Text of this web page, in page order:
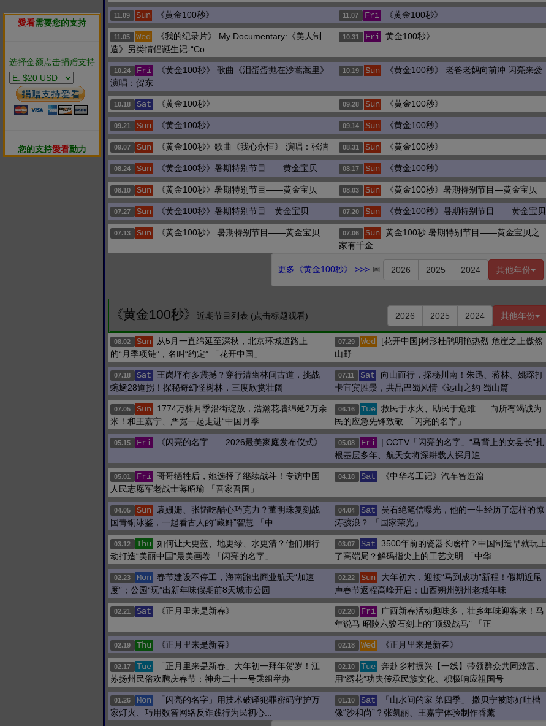
愛看需要您的支持
选择金额点击捐赠支持
您的支持愛看動力
11.09 Sun 《黄金100秒》 11.07 Fri 《黄金100秒》
11.05 Wed
《我的纪录片》 My Documentary:《美人制
造》另类情侣诞生记-“Co
10.31 Fri 黄金100秒》
10.24 Fri
《黄金100秒》 歌曲《泪蛋蛋抛在沙蒿蒿里》
演唱：贺东
10.19 Sun 《黄金100秒》 老爸老妈向前冲 闪亮来袭
10.18 Sat 《黄金100秒》 09.28 Sun 《黄金100秒》
09.21 Sun 《黄金100秒》 09.14 Sun 《黄金100秒》
09.07 Sun 《黄金100秒》歌曲《我心永恒》 演唱：张洁 08.31 Sun 《黄金100秒》
08.24 Sun 《黄金100秒》暑期特别节目——黄金宝贝 08.17 Sun 《黄金100秒》
08.10 Sun 《黄金100秒》暑期特别节目——黄金宝贝 08.03 Sun 《黄金100秒》暑期特别节目—黄金宝贝
07.27 Sun 《黄金100秒》暑期特别节目—黄金宝贝 07.20 Sun 《黄金100秒》暑期特别节目——黄金宝贝
07.13 Sun 《黄金100秒》 暑期特别节目——黄金宝贝 07.06 Sun
黄金100秒 暑期特别节目——黄金宝贝之
家有千金
更多《黄金100秒》 >>> 📅 2026 2025 2024 其他年份
《黄金100秒》 近期节目列表 (点击标题观看) 2026 2025 2024 其他年份
08.02 Sun
从5月一直绵延至深秋，北京环城道路上
的“月季项链”，名叫“约定” 「花开中国」
07.29 Wed
[花开中国]树形杜鹃明艳热烈 危崖之上傲然
山野
07.18 Sat
王岗坪有多震撼？穿行清幽林间古道，挑战
蜿蜒28道拐！探秘奇幻怪树林，三度欣赏壮阔
07.11 Sat
向山而行，探秘川南！朱迅、蒋林、姚琛打
卡宜宾胜景，共品巴蜀风情《远山之约 蜀山篇
07.05 Sun
1774万株月季沿街绽放，浩瀚花墙绵延2万余
米！和王嘉宁、严宽一起走进“中国月季
06.16 Tue 救民于水火、助民于危难......向所有竭诚为
民的应急先锋致敬 「闪亮的名字」
05.15 Fri 《闪亮的名字——2026最美家庭发布仪式》 05.08 Fri
| CCTV「闪亮的名字」“马背上的女县长”扎
根基层多年、航天女将深耕载人探月追
05.01 Fri 哥哥牺牲后，她选择了继续战斗！专访中国
人民志愿军老战士蒋昭瑜 「吾家吾国」
04.18 Sat 《中华考工记》汽车智造篇
04.05 Sun
袁姗姗、张韬吃醋心巧克力？董明珠复刻战
国青铜冰鉴，一起看古人的“藏鲜”智慧 「中
04.04 Sat
吴石绝笔信曝光，他的一生经历了怎样的惊
涛骇浪？ 「国家荣光」
03.12 Thu
如何让天更蓝、地更绿、水更清？他们用行
动打造“美丽中国”最美画卷 「闪亮的名字」
03.07 Sat
3500年前的瓷器长啥样？中国制造早就玩上
了高端局？解码指尖上的工艺文明 「中华
02.23 Mon
春节建设不停工，海南跑出商业航天“加速
度”；公园“玩”出新年味假期前8天城市公园
02.22 Sun
大年初六，迎接“马到成功”新程！假期近尾
声春节返程高峰开启；山西朔州朔州老城年味
02.21 Sat 《正月里来是新春》 02.20 Fri
广西新春活动趣味多，壮乡年味迎客来！马
年说马 昭陵六骏石刻上的“顶级战马” 「正
02.19 Thu 《正月里来是新春》 02.18 Wed 《正月里来是新春》
02.17 Tue
「正月里来是新春」大年初一拜年贺岁！江
苏扬州民俗欢腾庆春节；神舟二十一号乘组举办
02.10 Tue 奔赴乡村振兴【一线】带领群众共同致富、
用“绣花”功夫传承民族文化、积极响应祖国号
01.26 Mon
「闪亮的名字」用技术破译犯罪密码守护万
家灯火、巧用数智网络反诈践行为民初心...
01.10 Sat
「山水间的家 第四季」 撒贝宁被陈好吐槽
像“沙和尚”？张凯丽、王嘉宁体验制作香薰